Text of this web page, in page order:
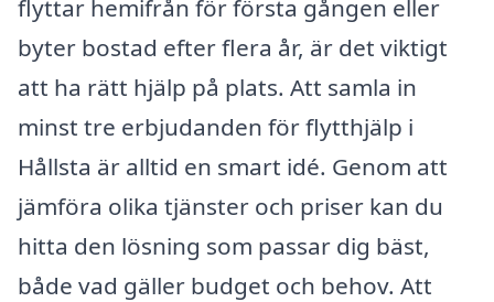
flyttar hemifrån för första gången eller
byter bostad efter flera år, är det viktigt
att ha rätt hjälp på plats. Att samla in
minst tre erbjudanden för flytthjälp i
Hållsta är alltid en smart idé. Genom att
jämföra olika tjänster och priser kan du
hitta den lösning som passar dig bäst,
både vad gäller budget och behov. Att